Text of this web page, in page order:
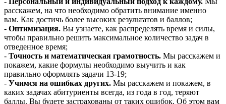
расскажем, на что необходимо обратить внимание именно
вам. Как достичь более высоких результатов и баллов;
- Оптимизация. Вы узнаете, как распределять время и силы,
чтобы правильно решить максимальное количество задач в
отведенное время;
- Точность и математическая грамотность. Мы расскажем и
покажем, какие формулы необходимо выучить и как
правильно оформлять задачи 13-19;
- Учимся на ошибках других. Мы расскажем и покажем, в
каких задачах абитуриенты всегда, из года в год, теряют
баллы. Вы будете застрахованы от таких ошибок. Об этом вам